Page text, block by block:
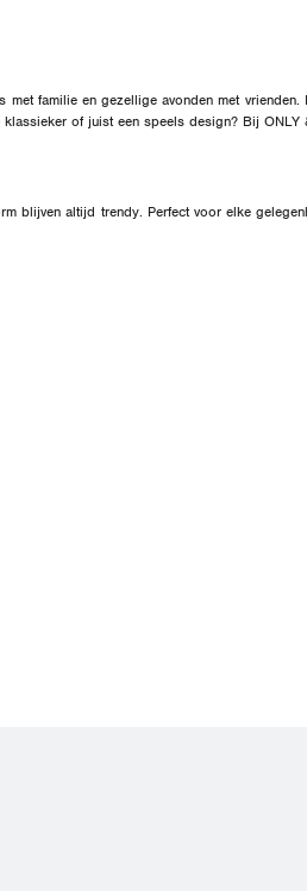
familie en gezellige avonden met
of juist een speels design? Bij ONLY
blijven altijd trendy. Perfect voor elke